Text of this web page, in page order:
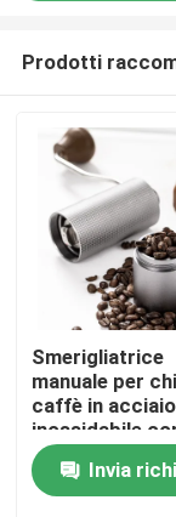
Casa
Prodotti
Prodotti
Smerigliatrice
manuale per
caffè in acciaio
inossidabile
conica in
portatile,
manovella
Invia